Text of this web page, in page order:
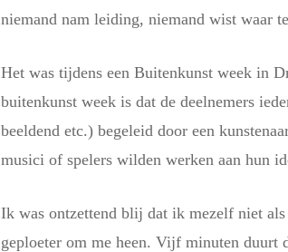
niemand nam leiding, niemand wist waar
Het was tijdens een Buitenkunst week in
buitenkunst week is dat de deelnemers
beeldend etc.) begeleid door een
musici of spelers wilden werken aan hun
Ik was ontzettend blij dat ik mezelf niet
geploeter om me heen. Vijf minuten duurt